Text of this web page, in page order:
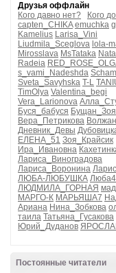
Друзья оффлайн
Кого давно нет?
Кого
capten_CHIKA emuchka
Kamelius Larisa_Vini
Liudmila_Sceglova lola-
Mirosslava MsTataka
Radeia
s_vami_Nadeshda
Sveta_Savyhska T-L
TimOlya Valentina_begi
Vera_Larionova
Буся_бабуся Бущан_Зоя
Вера_Петрикова
Дневник_Девы
ЕЛЕНА_51 Зоя_Крайсик
Ира_Ивановна
Лариса_Виноградова
Лариса_Воронина
ЛЮБА-ЛЮБУШКА
ЛЮДМИЛА_ГОРНАЯ
МАРГО-К МАРЬЯША7
Ариана Нина_Зобкова
таила Татьяна_Гусакова
Юрий_Дуданов
Постоянные читатели